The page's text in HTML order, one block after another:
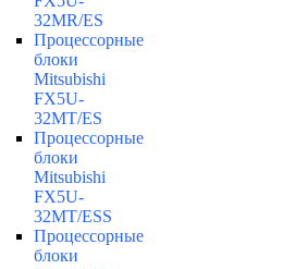
32MR/ES
Процессорные
блоки
Mitsubishi
FX5U-
32MT/ES
Процессорные
блоки
Mitsubishi
FX5U-
32MT/ESS
Процессорные
блоки